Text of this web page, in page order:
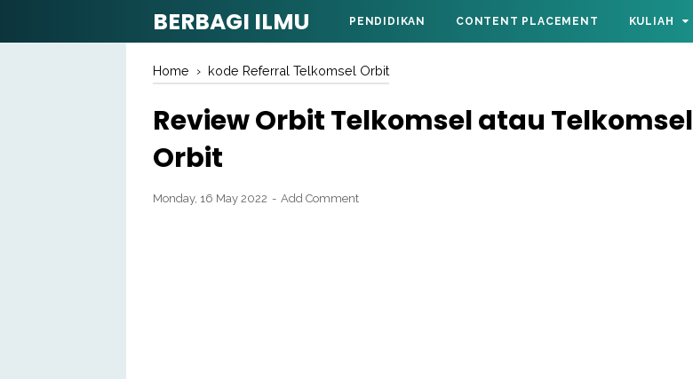
BERBAGI ILMU PENDIDIKAN CONTENT PLACEMENT KULIAH
Home › kode Referral Telkomsel Orbit
Review Orbit Telkomsel atau Telkomsel
Orbit
Monday, 16 May 2022 Add Comment